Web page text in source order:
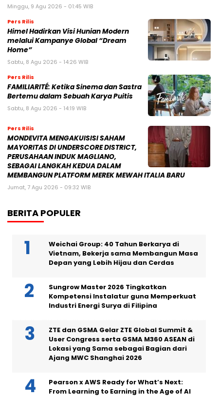
Minggu, 9 Agu 2026 - 01:45 WIB
Pers Rilis
Himel Hadirkan Visi Hunian Modern
melalui Kampanye Global “Dream
Home”
Sabtu, 8 Agu 2026 - 14:26 WIB
Pers Rilis
FAMILIARITÉ: Ketika Sinema dan Sastra
Bertemu dalam Sebuah Karya Puitis
Sabtu, 8 Agu 2026 - 14:19 WIB
Pers Rilis
MONDEVITA MENGAKUISISI SAHAM
MAYORITAS DI UNDERSCORE DISTRICT,
PERUSAHAAN INDUK MAGLIANO,
SEBAGAI LANGKAH KEDUA DALAM
MEMBANGUN PLATFORM MEREK MEWAH ITALIA BARU
Jumat, 7 Agu 2026 - 09:32 WIB
BERITA POPULER
Weichai Group: 40 Tahun Berkarya di
Vietnam, Bekerja sama Membangun Masa
Depan yang Lebih Hijau dan Cerdas
Sungrow Master 2026 Tingkatkan
Kompetensi Instalatur guna Memperkuat
Industri Energi Surya di Filipina
ZTE dan GSMA Gelar ZTE Global Summit &
User Congress serta GSMA M360 ASEAN di
Lokasi yang Sama sebagai Bagian dari
Ajang MWC Shanghai 2026
Pearson x AWS Ready for What’s Next:
From Learning to Earning in the Age of AI